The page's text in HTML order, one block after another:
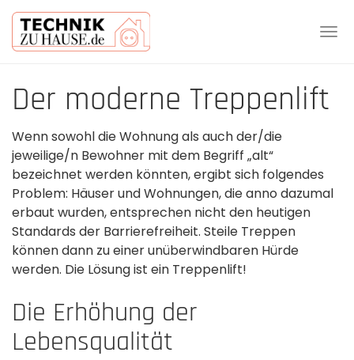
main
content
Der moderne Treppenlift
Wenn sowohl die Wohnung als auch der/die
jeweilige/n Bewohner mit dem Begriff „alt“
bezeichnet werden könnten, ergibt sich folgendes
Problem: Häuser und Wohnungen, die anno dazumal
erbaut wurden, entsprechen nicht den heutigen
Standards der Barrierefreiheit. Steile Treppen
können dann zu einer unüberwindbaren Hürde
werden. Die Lösung ist ein Treppenlift!
Die Erhöhung der
Lebensqualität